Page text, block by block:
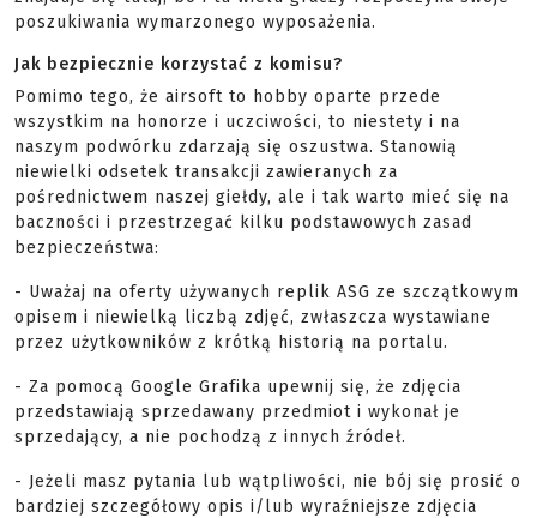
poszukiwania wymarzonego wyposażenia.
Jak bezpiecznie korzystać z komisu?
Pomimo tego, że airsoft to hobby oparte przede
wszystkim na honorze i uczciwości, to niestety i na
naszym podwórku zdarzają się oszustwa. Stanowią
niewielki odsetek transakcji zawieranych za
pośrednictwem naszej giełdy, ale i tak warto mieć się na
baczności i przestrzegać kilku podstawowych zasad
bezpieczeństwa:
- Uważaj na oferty używanych replik ASG ze szczątkowym
opisem i niewielką liczbą zdjęć, zwłaszcza wystawiane
przez użytkowników z krótką historią na portalu.
- Za pomocą Google Grafika upewnij się, że zdjęcia
przedstawiają sprzedawany przedmiot i wykonał je
sprzedający, a nie pochodzą z innych źródeł.
- Jeżeli masz pytania lub wątpliwości, nie bój się prosić o
bardziej szczegółowy opis i/lub wyraźniejsze zdjęcia